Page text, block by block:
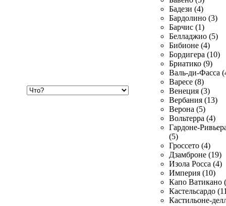
Бадези (4)
Бардолино (3)
Барчис (1)
Белладжио (5)
Бибионе (4)
Бордигера (10)
Бриатико (9)
Валь-ди-Фасса
Варесе (8)
Венеция (3)
Вербания (13)
Верона (5)
Вольтерра (4)
Гардоне-
(5)
Гроссето (4)
Дзамброне (19)
Изола Росса (4)
Империя (10)
Капо Ватикано
Кастельсардо
Кастильоне-